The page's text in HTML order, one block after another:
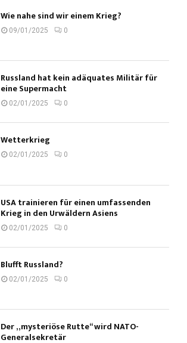
Wie nahe sind wir einem Krieg?
09/01/2025 0
Russland hat kein adäquates Militär für
eine Supermacht
02/01/2025 0
Wetterkrieg
02/01/2025 0
USA trainieren für einen umfassenden
Krieg in den Urwäldern Asiens
02/01/2025 0
Blufft Russland?
02/01/2025 0
Der „mysteriöse Rutte“ wird NATO-
Generalsekretär